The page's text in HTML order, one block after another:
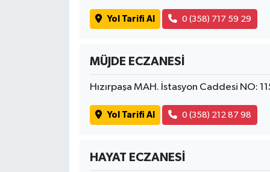
Yol Tarifi Al 0 (358) 717 59 29
MÜJDE ECZANESİ
Hızırpaşa MAH. İstasyon Caddesi NO:
Yol Tarifi Al 0 (358) 212 87 98
HAYAT ECZANESİ